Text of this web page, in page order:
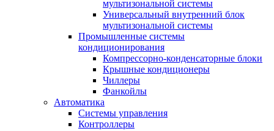
мультизональной системы
Универсальный внутренний блок
мультизональной системы
Промышленные системы
кондиционирования
Компрессорно-конденсаторные блоки
Крышные кондиционеры
Чиллеры
Фанкойлы
Автоматика
Системы управления
Контроллеры